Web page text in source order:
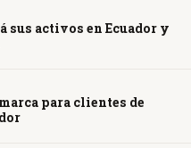
sus activos en Ecuador y
para clientes de